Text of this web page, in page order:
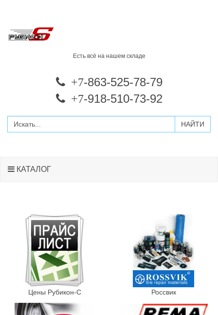
Есть всё на нашем складе
+7-863-525-78-79
+7-918-510-73-92
КАТАЛОГ
Цены Рубикон-С Россвик